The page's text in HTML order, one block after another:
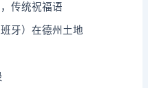
传统祝福语
牙）在德州土地